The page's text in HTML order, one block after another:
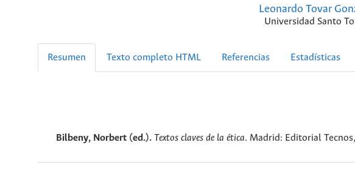
Leonardo Tovar
Universidad Santo
Resumen Texto completo HTML Referencias Estadísticas
Bilbeny, Norbert (ed.). Textos claves de la ética. Madrid: Editorial